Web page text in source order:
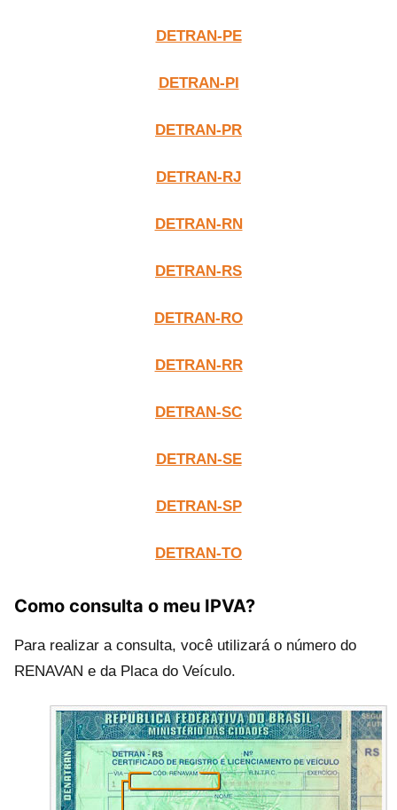
DETRAN-PE
DETRAN-PI
DETRAN-PR
DETRAN-RJ
DETRAN-RN
DETRAN-RS
DETRAN-RO
DETRAN-RR
DETRAN-SC
DETRAN-SE
DETRAN-SP
DETRAN-TO
Como consulta o meu IPVA?
Para realizar a consulta, você utilizará o número do
RENAVAN e da Placa do Veículo.